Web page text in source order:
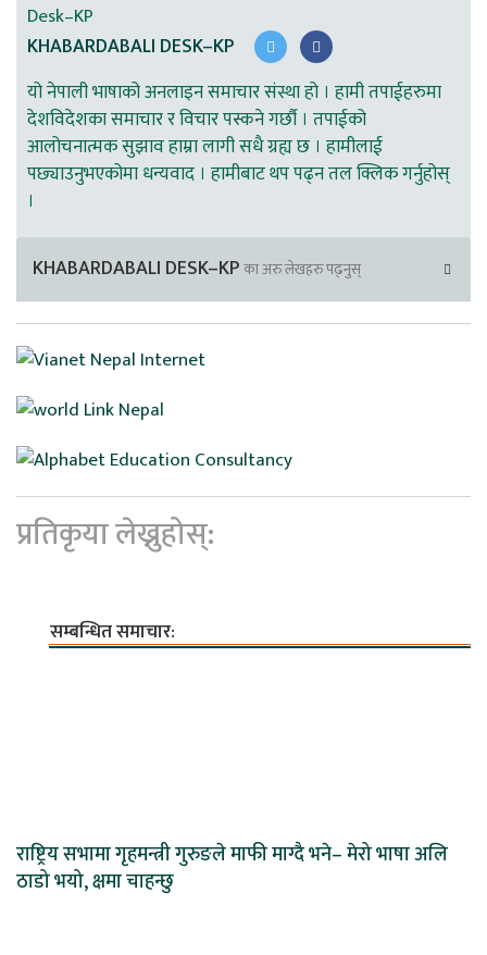
KHABARDABALI DESK–KP
यो नेपाली भाषाको अनलाइन समाचार संस्था हो । हामी तपाईहरुमा
देशविदेशका समाचार र विचार पस्कने गर्छौ । तपाईको
आलोचनात्मक सुझाव हाम्रा लागी सधै ग्रह्य छ । हामीलाई
पछ्याउनुभएकोमा धन्यवाद । हामीबाट थप पढ्न तल क्लिक गर्नुहोस्
।
KHABARDABALI DESK–KPका अरु लेखहरु पढ्नुस्
प्रतिकृया लेख्नुहोस्:
सम्बन्धित समाचार:
राष्ट्रिय सभामा गृहमन्त्री गुरुङले माफी माग्दै भने– मेरो भाषा अलि
ठाडो भयो, क्षमा चाहन्छु